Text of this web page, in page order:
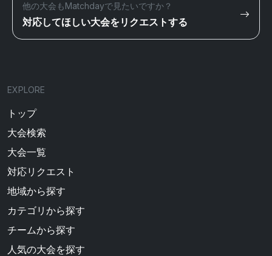
他の大会もMatchdayで見たいですか？
対応してほしい大会をリクエストする
EXPLORE
トップ
大会検索
大会一覧
対応リクエスト
地域から探す
カテゴリから探す
チームから探す
人気の大会を探す